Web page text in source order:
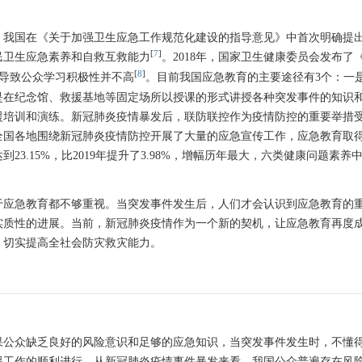
国在《关于加强卫生应急工作规范化建设的指导意见》中首次明确提
生应急素养和自救互救能力 [7] 。2018年，国家卫生健康委员会发布了
致公众学习积极性并不高[8] 。目前我国应急教育的主要途径有3个：一
纪念馆、救援基地等固定场所以授课的形式讲授各种突发事件的知识
训和演练。新冠肺炎疫情暴发后，联防联控作为疫情防控的重要举措
各地围绕新冠肺炎疫情防控开展了大量的应急宣传工作，应急教育取
23.15%，比2019年提升了3.98%，增幅历年最大，六类健康问题素养
急教育都不够重视。当突发事件发生后，人们才会认识到应急教育的
性的进展。当前，新冠肺炎疫情作为一个新的契机，让应急教育再度
实提高全社会防灾救灾能力。
众缺乏良好的风险意识和足够的应急知识，当突发事件发生时，不懂